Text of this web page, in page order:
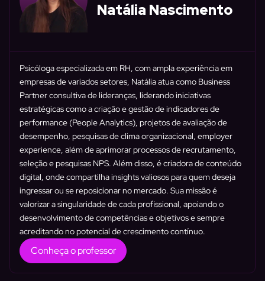
Natália Nascimento
Psicóloga especializada em RH, com ampla experiência em
empresas de variados setores, Natália atua como Business
Partner consultiva de lideranças, liderando iniciativas
estratégicas como a criação e gestão de indicadores de
performance (People Analytics), projetos de avaliação de
desempenho, pesquisas de clima organizacional, employer
experience, além de aprimorar processos de recrutamento,
seleção e pesquisas NPS. Além disso, é criadora de conteúdo
digital, onde compartilha insights valiosos para quem deseja
ingressar ou se reposicionar no mercado. Sua missão é
valorizar a singularidade de cada profissional, apoiando o
desenvolvimento de competências e objetivos e sempre
acreditando no potencial de crescimento contínuo.
Conheça o professor